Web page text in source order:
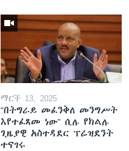
ማርች 13, 2025
"በትግራይ መፈንቅለ መንግሥት
እየተፈጸመ ነው" ሲሉ የክልሉ
ጊዜያዊ አስተዳደር ፕሬዝደንት
ተናገሩ